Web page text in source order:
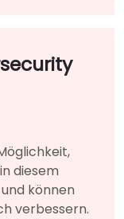
diesem
können
verbessern.